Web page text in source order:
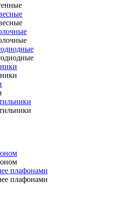
плафонами
плафонами